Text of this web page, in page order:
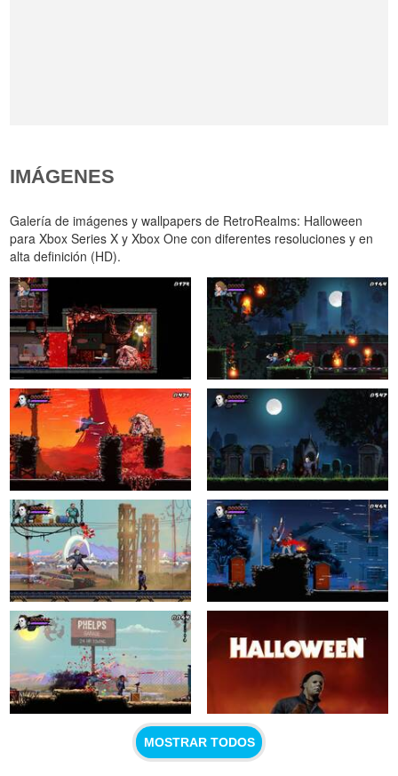
IMÁGENES
Galería de imágenes y wallpapers de RetroRealms: Halloween
para Xbox Series X y Xbox One con diferentes resoluciones y en
alta definición (HD).
MOSTRAR TODOS